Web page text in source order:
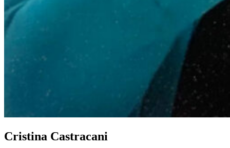
Cristina Castracani